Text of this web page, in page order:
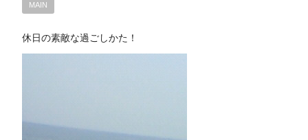
MAIN
休日の素敵な過ごしかた！